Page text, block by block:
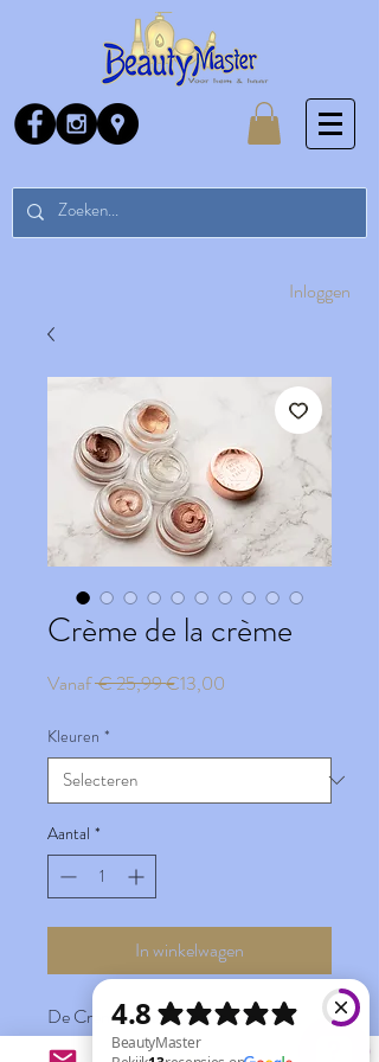
Inloggen
Crème de la crème
Vanaf € 25,99 Normale
€13,00
Kleuren *
Aantal *
In winkelwagen
De Crème de la Crème is een
oogschaduw in moussevorm met een